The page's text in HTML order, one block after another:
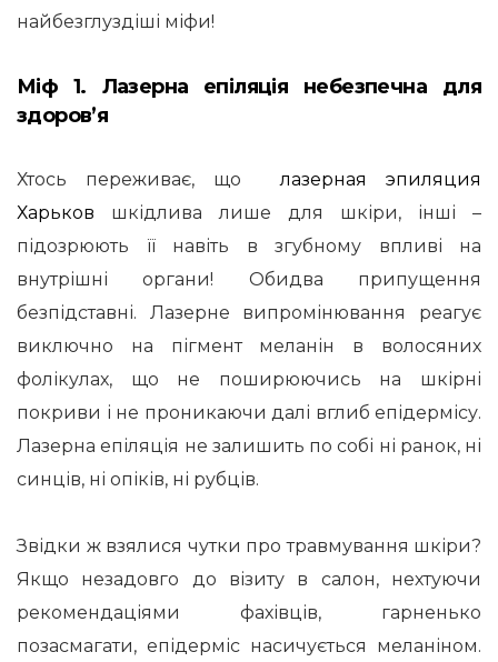
найбезглуздіші міфи!
Міф 1. Лазерна епіляція небезпечна для
здоров’я
Хтось переживає, щолазерная эпиляция
Харьков шкідлива лише для шкіри, інші –
підозрюють її навіть в згубному впливі на
внутрішні органи! Обидва припущення
безпідставні. Лазерне випромінювання реагує
виключно на пігмент меланін в волосяних
фолікулах, що не поширюючись на шкірні
покриви і не проникаючи далі вглиб епідермісу.
Лазерна епіляція не залишить по собі ні ранок, ні
синців, ні опіків, ні рубців.
Звідки ж взялися чутки про травмування шкіри?
Якщо незадовго до візиту в салон, нехтуючи
рекомендаціями фахівців, гарненько
позасмагати, епідерміс насичується меланіном.